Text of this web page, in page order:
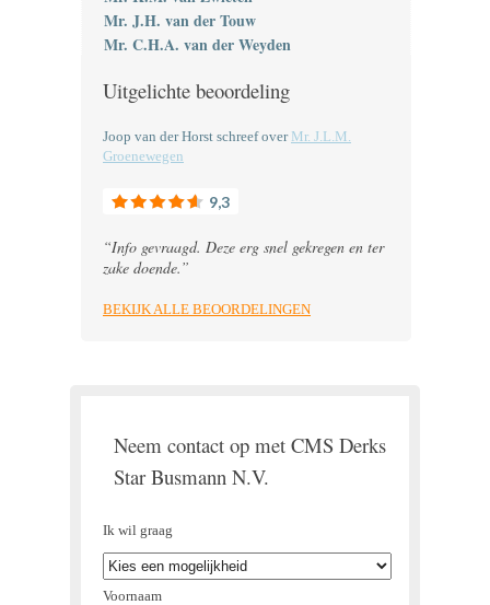
Mr. J.H. van der Touw
Mr. C.H.A. van der Weyden
Uitgelichte beoordeling
Joop van der Horst schreef over Mr. J.L.M.
Groenewegen
9,3
“Info gevraagd. Deze erg snel gekregen en ter
zake doende.”
BEKIJK ALLE BEOORDELINGEN
Neem contact op met CMS Derks
Star Busmann N.V.
Ik wil graag
Voornaam